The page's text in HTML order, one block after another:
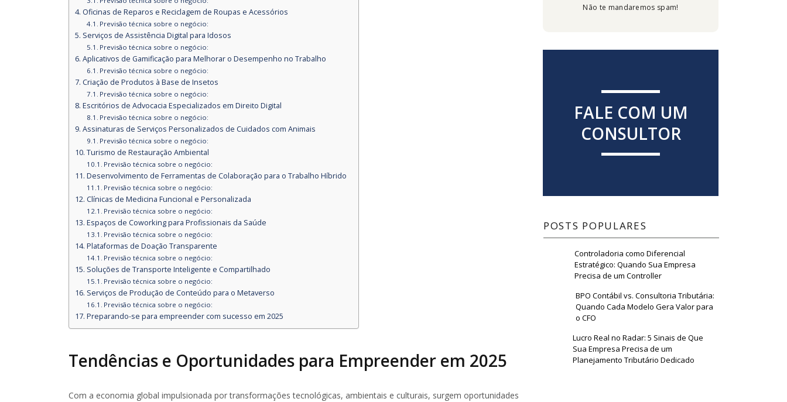
Oficinas de Reparos e Reciclagem de Roupas e Acessórios
Previsão técnica sobre o negócio:
Serviços de Assistência Digital para Idosos
Previsão técnica sobre o negócio:
Aplicativos de Gamificação para Melhorar o Desempenho no Trabalho
Previsão técnica sobre o negócio:
Criação de Produtos à Base de Insetos
Previsão técnica sobre o negócio:
Escritórios de Advocacia Especializados em Direito Digital
Previsão técnica sobre o negócio:
Assinaturas de Serviços Personalizados de Cuidados com Animais
Previsão técnica sobre o negócio:
Turismo de Restauração Ambiental
Previsão técnica sobre o negócio:
Desenvolvimento de Ferramentas de Colaboração para o Trabalho Híbrido
Previsão técnica sobre o negócio:
Clínicas de Medicina Funcional e Personalizada
Previsão técnica sobre o negócio:
Espaços de Coworking para Profissionais da Saúde
Previsão técnica sobre o negócio:
Plataformas de Doação Transparente
Previsão técnica sobre o negócio:
Soluções de Transporte Inteligente e Compartilhado
Previsão técnica sobre o negócio:
Serviços de Produção de Conteúdo para o Metaverso
Previsão técnica sobre o negócio:
Preparando-se para empreender com sucesso em 2025
Tendências e Oportunidades para Empreender em 2025
Com a economia global impulsionada por transformações tecnológicas, ambientais e culturais, surgem oportunidades
Não te mandaremos spam!
FALE COM UM
CONSULTOR
POSTS POPULARES
Controladoria como Diferencial
Estratégico: Quando Sua Empresa
Precisa de um Controller
BPO Contábil vs. Consultoria Tributária:
Quando Cada Modelo Gera Valor para
o CFO
Lucro Real no Radar: 5 Sinais de Que
Sua Empresa Precisa de um
Planejamento Tributário Dedicado